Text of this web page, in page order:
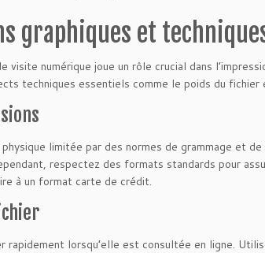
graphiques et
visite numérique joue un rôle crucial dans
techniques essentiels comme le poids du
limitée par des normes de grammage et
respectez des formats standards pour
à un format carte de crédit.
rapidement lorsqu’elle est consultée en ligne.